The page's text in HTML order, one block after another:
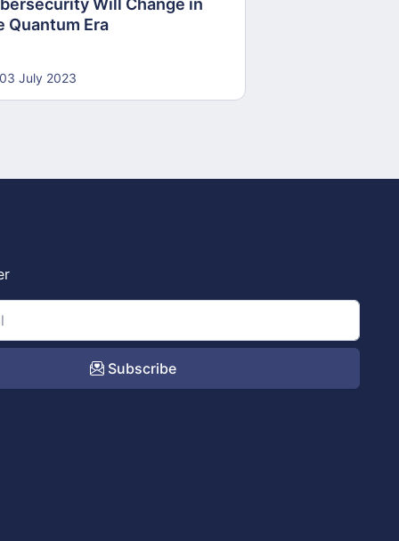
Will Change in
Quantum Era
03 July 2023
Subscribe